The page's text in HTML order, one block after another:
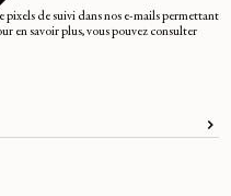
de suivi dans nos e-mails permettant
en savoir plus, vous pouvez consulter